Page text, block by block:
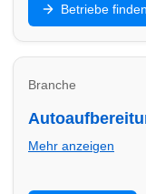
Lackier- und
Ergebnisse.
Betriebe finden
Branche
Mehr anzeigen
Innenraum,